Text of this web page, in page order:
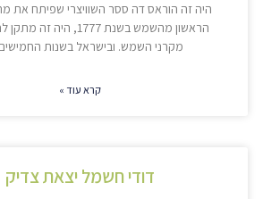
היה זה הוראס דה ססר השוויצרי שפיתח את
הראשון מהשמש בשנת 1777,
מקרני השמש. ובישראל בשנות
קרא עוד »
דודי חשמל יצאת צדיק